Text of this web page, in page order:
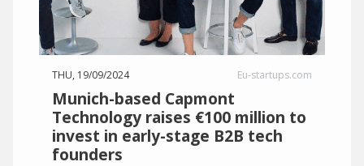
THU, 19/09/2024 Eu-startups.com
Munich-based Capmont
Technology raises €100 million to
invest in early-stage B2B tech
founders